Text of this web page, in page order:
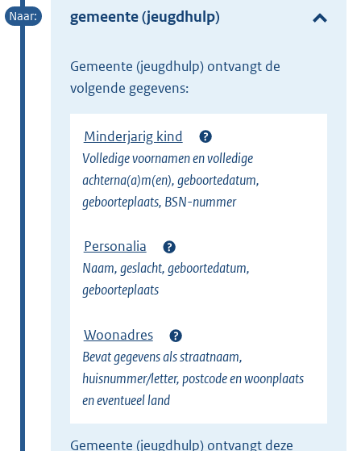
l
e
e
i
n
k
)
gemeente (jeugdhulp)
gemeente (jeugdhulp) ontvangt de
volgende gegevens:
Minderjarig kind
Volledige voornamen en volledige
achterna(a)m(en), geboortedatum,
geboorteplaats, BSN-nummer
Personalia
Naam, geslacht, geboortedatum,
geboorteplaats
Woonadres
Bevat gegevens als straatnaam,
huisnummer/letter, postcode en woonplaats
en eventueel land
gemeente (jeugdhulp) ontvangt deze